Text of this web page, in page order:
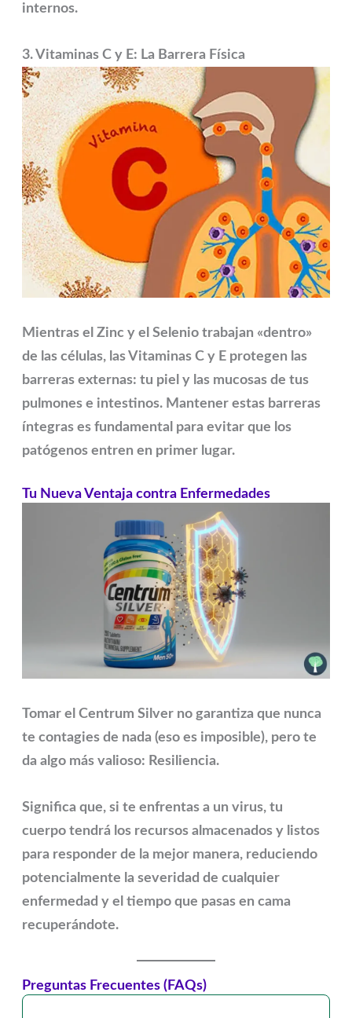
internos.
3. Vitaminas C y E: La Barrera Física
Mientras el Zinc y el Selenio trabajan «dentro»
de las células, las Vitaminas C y E protegen las
barreras externas: tu piel y las mucosas de tus
pulmones e intestinos. Mantener estas barreras
íntegras es fundamental para evitar que los
patógenos entren en primer lugar.
Tu Nueva Ventaja contra Enfermedades
Tomar elCentrum Silver no garantiza que nunca
te contagies de nada (eso es imposible), pero te
da algo más valioso: Resiliencia.
Significa que, si te enfrentas a un virus, tu
cuerpo tendrá los recursos almacenados y listos
para responder de la mejor manera, reduciendo
potencialmente la severidad de cualquier
enfermedad y el tiempo que pasas en cama
recuperándote.
Preguntas Frecuentes (FAQs)